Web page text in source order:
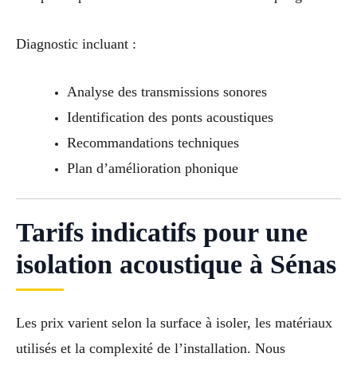
Diagnostic incluant :
Analyse des transmissions sonores
Identification des ponts acoustiques
Recommandations techniques
Plan d’amélioration phonique
Tarifs indicatifs pour une
isolation acoustique à Sénas
Les prix varient selon la surface à isoler, les matériaux
utilisés et la complexité de l’installation. Nous